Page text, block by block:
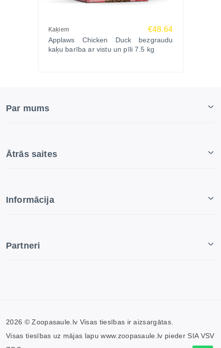
Kaķiem €48.64
Applaws Chicken Duck bezgraudu
kaķu barība ar vistu un pīli 7.5 kg
Par mums
Ātrās saites
Informācija
Partneri
2026 © Zoopasaule.lv Visas tiesības ir aizsargātas.
Visas tiesības uz mājas lapu www.zoopasaule.lv pieder SIA VSV